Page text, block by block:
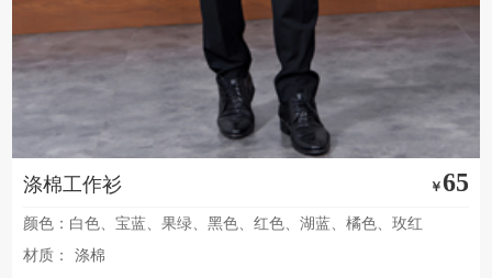
涤棉工作衫 ￥65
颜色：白色、宝蓝、果绿、黑色、红色、湖蓝、橘色、玫红
材质：
涤棉